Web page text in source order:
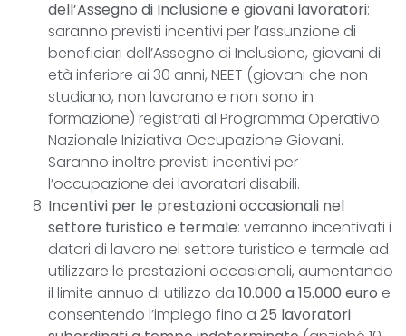
dell’Assegno di Inclusione e giovani lavoratori:
saranno previsti incentivi per l’assunzione di
beneficiari dell’Assegno di Inclusione, giovani di
età inferiore ai 30 anni, NEET (giovani che non
studiano, non lavorano e non sono in
formazione) registrati al Programma Operativo
Nazionale Iniziativa Occupazione Giovani.
Saranno inoltre previsti incentivi per
l’occupazione dei lavoratori disabili.
Incentivi per le prestazioni occasionali nel
settore turistico e termale: verranno incentivati i
datori di lavoro nel settore turistico e termale ad
utilizzare le prestazioni occasionali, aumentando
il limite annuo di utilizzo da10.000 a 15.000 euro e
consentendo l’impiego fino a25 lavoratori